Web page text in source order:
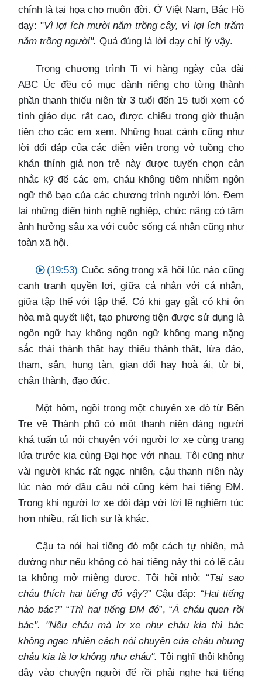
chính là tai họa cho muôn đời. Ở Việt Nam, Bác Hồ
dạy: "Vì lợi ích mười năm trồng cây, vì lợi ích trăm
năm trồng người". Quả đúng là lời dạy chí lý vậy.
Trong chương trình Ti vi hàng ngày của đài
ABC Úc đều có mục dành riêng cho từng thành
phần thanh thiếu niên từ 3 tuổi đến 15 tuổi xem có
tính giáo dục rất cao, được chiếu trong giờ thuận
tiện cho các em xem. Những hoạt cảnh cũng như
lời đối đáp của các diễn viên trong vở tuồng cho
khán thính giả non trẻ này được tuyển chọn cân
nhắc kỹ để các em, cháu không tiêm nhiễm ngôn
ngữ thô bạo của các chương trình người lớn. Đem
lại những điển hình nghề nghiệp, chức năng có tầm
ảnh hưởng sâu xa với cuộc sống cá nhân cũng như
toàn xã hội.
(19:53) Cuộc sống trong xã hội lúc nào cũng
cạnh tranh quyền lợi, giữa cá nhân với cá nhân,
giữa tập thể với tập thể. Có khi gay gắt có khi ôn
hòa mà quyết liệt, tạo phương tiện được sử dụng là
ngôn ngữ hay không ngôn ngữ không mang nặng
sắc thái thành thật hay thiếu thành thật, lừa đảo,
tham, sân, hung tàn, gian dối hay hoà ái, từ bi,
chân thành, đạo đức.
Một hôm, ngồi trong một chuyến xe đò từ Bến
Tre về Thành phố có một thanh niên dáng người
khá tuấn tú nói chuyện với người lơ xe cùng trang
lứa trước kia cùng Đại học với nhau. Tôi cũng như
vài người khác rất ngạc nhiên, cậu thanh niên này
lúc nào mở đầu câu nói cũng kèm hai tiếng ĐM.
Trong khi người lơ xe đối đáp với lời lẽ nghiêm túc
hơn nhiều, rất lịch sự là khác.
Cậu ta nói hai tiếng đó một cách tự nhiên, mà
dường như nếu không có hai tiếng này thì có lẽ cậu
ta không mở miệng được. Tôi hỏi nhỏ: “Tại sao
cháu thích hai tiếng đó vậy?” Cậu đáp: “Hai tiếng
nào bác?” “Thì hai tiếng ĐM đó”, “À cháu quen rồi
bác". "Nếu cháu mà lơ xe như cháu kia thì bác
không ngạc nhiên cách nói chuyện của cháu nhưng
cháu kia là lơ không như cháu". Tôi nghĩ thôi không
dây vào chuyện người để rồi phải nghe hai tiếng